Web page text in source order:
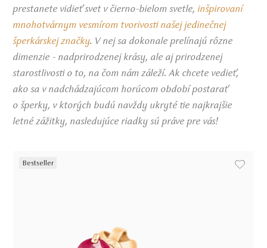
prestanete vidieť svet v čierno-bielom svetle,inšpirovaní
mnohotvárnym vesmírom tvorivosti našej jedinečnej
šperkárskej značky. V nej sa dokonale prelínajú rôzne
dimenzie - nadprirodzenej krásy, ale aj prirodzenej
starostlivosti o to, na čom nám záleží. Ak chcete vedieť,
ako sa v nadchádzajúcom horúcom období postarať
o šperky, v ktorých budú navždy ukryté tie najkrajšie
letné zážitky, nasledujúce riadky sú práve pre vás!
Bestseller